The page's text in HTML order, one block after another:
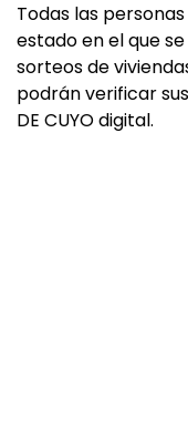
Todas las
estado en el que
sorteos de
podrán verificar
DE CUYO digital.